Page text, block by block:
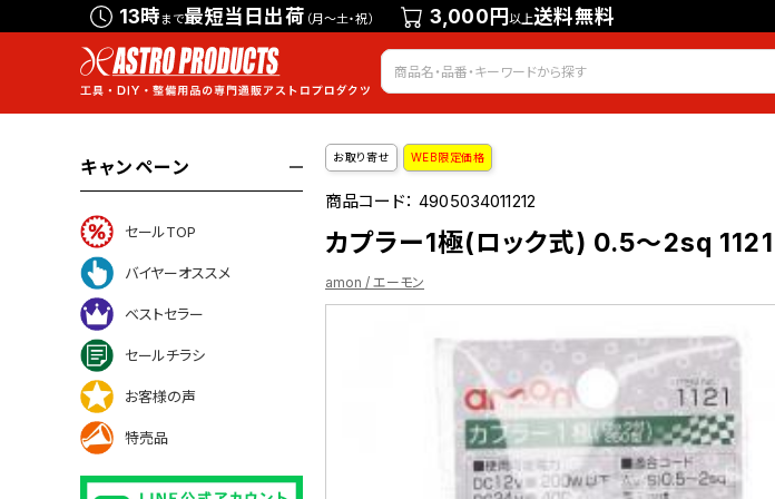
13時まで最短当日出荷 （月～土・祝） 3,000円以上送料無料
会員登録 ログイン お気に入り
キャンペーン
セールTOP
バイヤーオススメ
ベストセラー
セールチラシ
お客様の声
特売品
お取り寄せ WEB限定価格
商品コード：4905034011212
カプラー1極(ロック式) 0.5〜2sq 1121
amon / エーモン